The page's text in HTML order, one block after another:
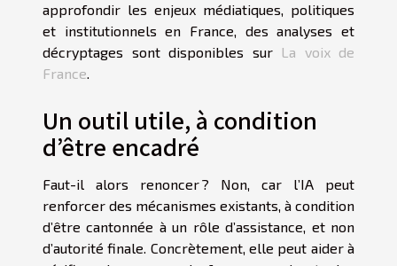
approfondir les enjeux médiatiques, politiques
et institutionnels en France, des analyses et
décryptages sont disponibles sur La voix de
France.
Un outil utile, à condition
d’être encadré
Faut-il alors renoncer ? Non, car l’IA peut
renforcer des mécanismes existants, à condition
d’être cantonnée à un rôle d’assistance, et non
d’autorité finale. Concrètement, elle peut aider à